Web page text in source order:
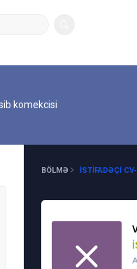
komekcisi
BÖLMƏ İSTIFADƏÇI